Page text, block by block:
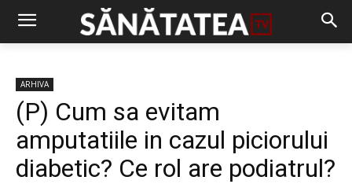
ARHIVA
(P) Cum sa evitam
amputatiile in cazul piciorului
diabetic? Ce rol are podiatrul?